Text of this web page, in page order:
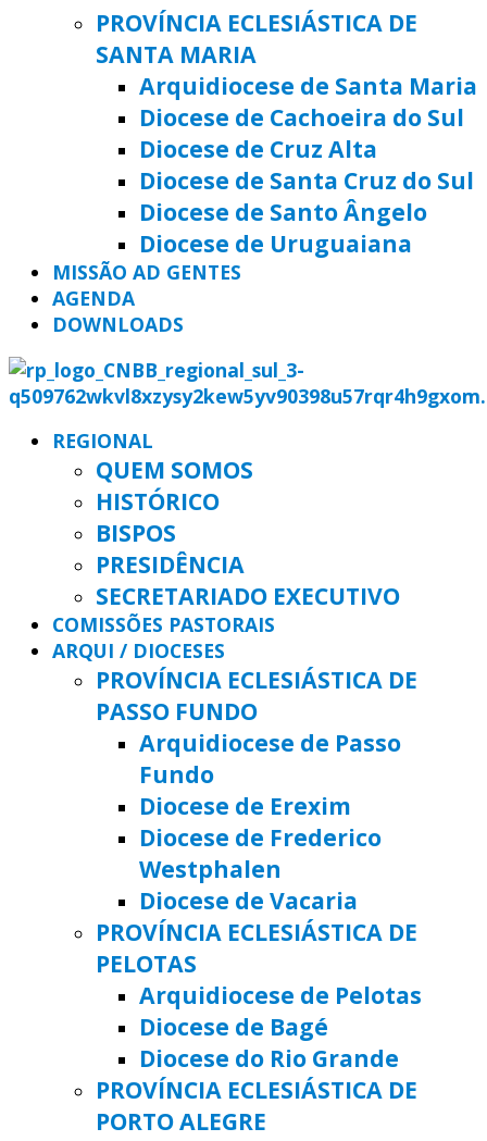
PROVÍNCIA ECLESIÁSTICA DE
SANTA MARIA
Arquidiocese de Santa Maria
Diocese de Cachoeira do Sul
Diocese de Cruz Alta
Diocese de Santa Cruz do Sul
Diocese de Santo Ângelo
Diocese de Uruguaiana
MISSÃO AD GENTES
AGENDA
DOWNLOADS
REGIONAL
QUEM SOMOS
HISTÓRICO
BISPOS
PRESIDÊNCIA
SECRETARIADO EXECUTIVO
COMISSÕES PASTORAIS
ARQUI / DIOCESES
PROVÍNCIA ECLESIÁSTICA DE
PASSO FUNDO
Arquidiocese de Passo
Fundo
Diocese de Erexim
Diocese de Frederico
Westphalen
Diocese de Vacaria
PROVÍNCIA ECLESIÁSTICA DE
PELOTAS
Arquidiocese de Pelotas
Diocese de Bagé
Diocese do Rio Grande
PROVÍNCIA ECLESIÁSTICA DE
PORTO ALEGRE